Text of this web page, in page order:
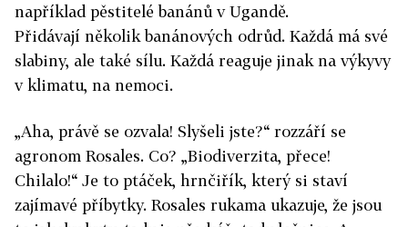
například pěstitelé banánů v Ugandě.
Přidávají několik banánových odrůd. Každá má své
slabiny, ale také sílu. Každá reaguje jinak na výkyvy
v klimatu, na nemoci.
„Aha, právě se ozvala! Slyšeli jste?“ rozzáří se
agronom Rosales. Co? „Biodiverzita, přece!
Chilalo!“ Je to ptáček, hrnčiřík, který si staví
zajímavé příbytky. Rosales rukama ukazuje, že jsou